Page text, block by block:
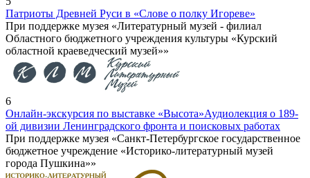
Патриоты Древней Руси в «Слове о полку Игореве»
При поддержке музея «Литературный музей - филиал
Областного бюджетного учреждения культуры «Курский
областной краеведческий музей»»
6
Онлайн-экскурсия по выставке «Высота»Аудиолекция о 189-
ой дивизии Ленинградского фронта и поисковых работах
При поддержке музея «Санкт-Петербургское государственное
бюджетное учреждение «Историко-литературный музей
города Пушкина»»